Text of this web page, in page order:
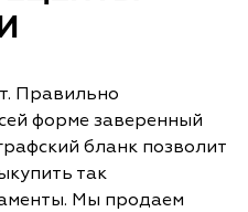
Правильно
форме заверенный
бланк позволит
так
Мы продаем